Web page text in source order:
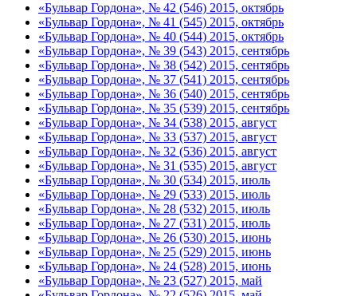
«Бульвар Гордона», № 42 (546) 2015, октябрь
«Бульвар Гордона», № 41 (545) 2015, октябрь
«Бульвар Гордона», № 40 (544) 2015, октябрь
«Бульвар Гордона», № 39 (543) 2015, сентябрь
«Бульвар Гордона», № 38 (542) 2015, сентябрь
«Бульвар Гордона», № 37 (541) 2015, сентябрь
«Бульвар Гордона», № 36 (540) 2015, сентябрь
«Бульвар Гордона», № 35 (539) 2015, сентябрь
«Бульвар Гордона», № 34 (538) 2015, август
«Бульвар Гордона», № 33 (537) 2015, август
«Бульвар Гордона», № 32 (536) 2015, август
«Бульвар Гордона», № 31 (535) 2015, август
«Бульвар Гордона», № 30 (534) 2015, июль
«Бульвар Гордона», № 29 (533) 2015, июль
«Бульвар Гордона», № 28 (532) 2015, июль
«Бульвар Гордона», № 27 (531) 2015, июль
«Бульвар Гордона», № 26 (530) 2015, июнь
«Бульвар Гордона», № 25 (529) 2015, июнь
«Бульвар Гордона», № 24 (528) 2015, июнь
«Бульвар Гордона», № 23 (527) 2015, май